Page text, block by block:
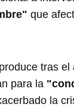
que
tras el
para la
la